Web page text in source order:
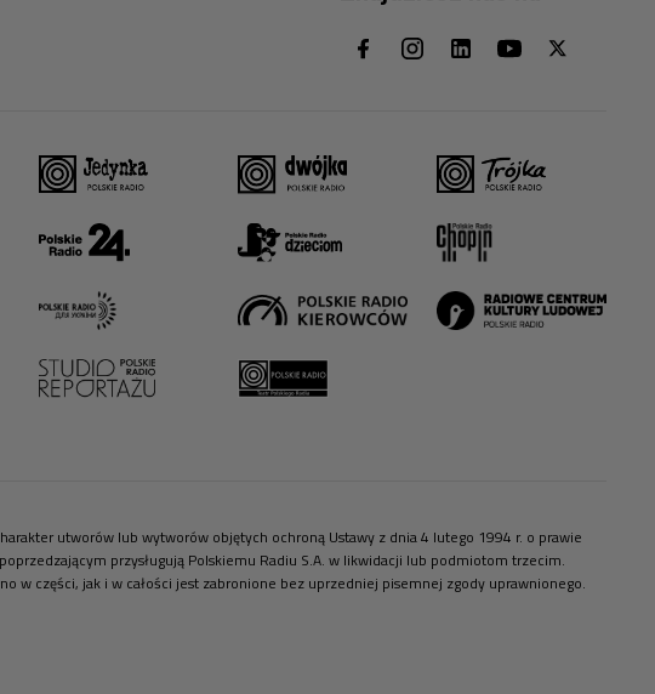
utworów lub wytworów objętych ochroną Ustawy z dnia 4 lutego 1994 r. o prawie
przysługują Polskiemu Radiu S.A. w likwidacji lub podmiotom trzecim.
w części, jak i w całości jest zabronione bez uprzedniej pisemnej zgody uprawnionego.